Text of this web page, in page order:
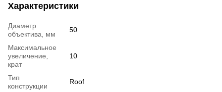
Характеристики
Диаметр
объектива, мм
50
Максимальное
увеличение,
крат
10
Тип
конструкции
Roof